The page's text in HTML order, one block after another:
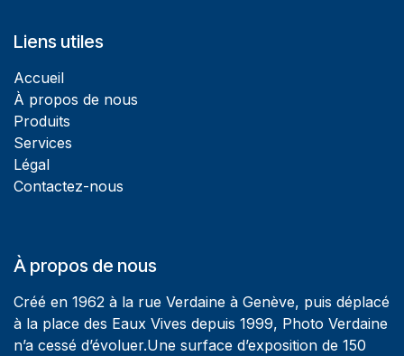
Liens utiles
Accueil
À propos de nous
Produits
Services
Légal
Contactez-nous
À propos de nous
Créé en 1962 à la rue Verdaine à Genève, puis déplacé
à la place des Eaux Vives depuis 1999, Photo Verdaine
n’a cessé d’évoluer.Une surface d’exposition de 150